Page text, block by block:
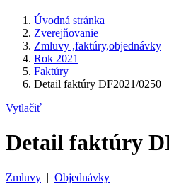
Úvodná stránka
Zverejňovanie
Zmluvy ,faktúry,objednávky
Rok 2021
Faktúry
Detail faktúry DF2021/0250
Vytlačiť
Detail faktúry
Zmluvy | Objednávky